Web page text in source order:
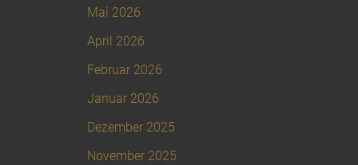
Mai 2026
April 2026
Februar 2026
Januar 2026
Dezember 2025
November 2025